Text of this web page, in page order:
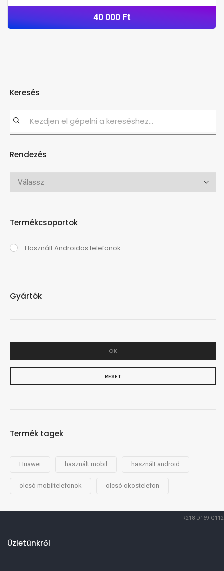
40 000 Ft
Keresés
Rendezés
Termékcsoportok
Használt Androidos telefonok
Gyártók
OK
RESET
Termék tagek
Huawei használt mobil használt android
olcsó mobiltelefonok olcsó okostelefon
R218 D169 Q112
Üzletünkről